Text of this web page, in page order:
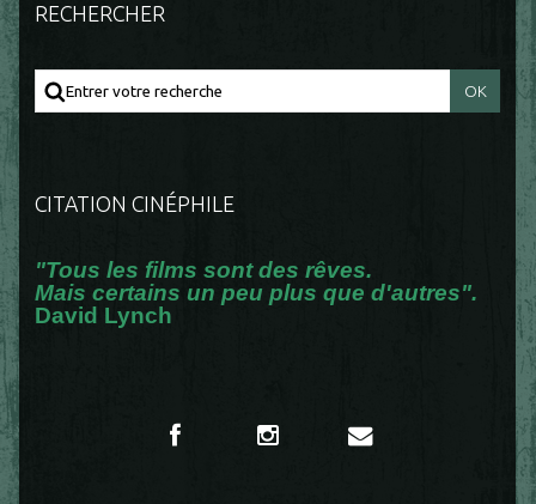
RECHERCHER
CITATION CINÉPHILE
"Tous les films sont des rêves.
Mais certains un peu plus que d'autres".
David Lynch